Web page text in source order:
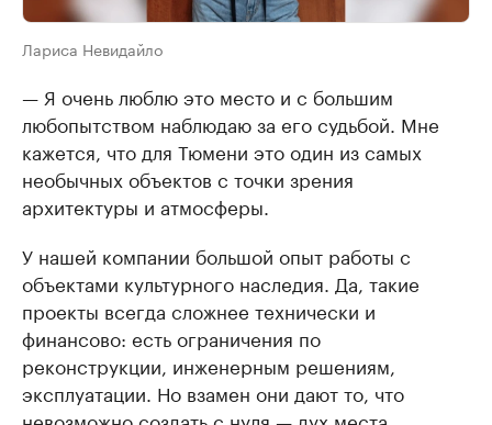
Лариса Невидайло
— Я очень люблю это место и с большим
любопытством наблюдаю за его судьбой. Мне
кажется, что для Тюмени это один из самых
необычных объектов с точки зрения
архитектуры и атмосферы.
У нашей компании большой опыт работы с
объектами культурного наследия. Да, такие
проекты всегда сложнее технически и
финансово: есть ограничения по
реконструкции, инженерным решениям,
эксплуатации. Но взамен они дают то, что